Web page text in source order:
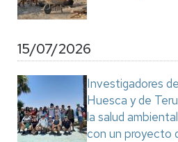
15/07/2026
Investigadores
Huesca y de
la salud
con un proyecto